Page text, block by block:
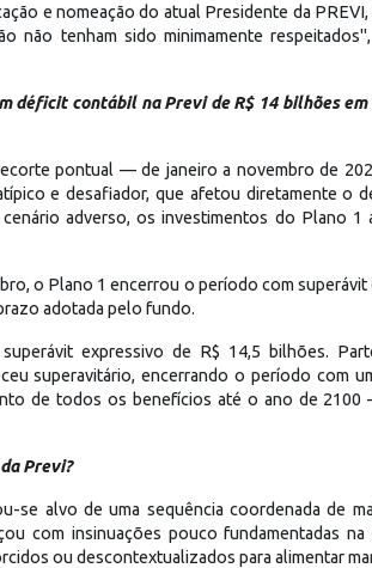
e nomeação do atual Presidente da PREVI,
não tenham sido minimamente
déficit contábil na Previ de R$ 14 bilhões
pontual — de janeiro a novembro de
e desafiador, que afetou diretamente o
adverso, os investimentos do Plano 1
o Plano 1 encerrou o período com superávit
adotada pelo fundo.
expressivo de R$ 14,5 bilhões.
superavitário, encerrando o período com
de todos os benefícios até o ano de 2100
Previ?
alvo de uma sequência coordenada de
com insinuações pouco fundamentadas na
ou descontextualizados para alimentar